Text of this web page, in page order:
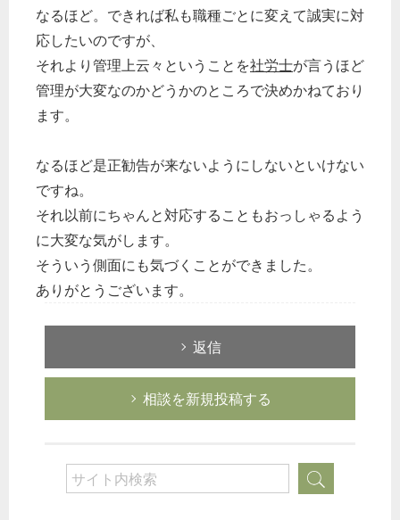
なるほど。できれば私も職種ごとに変えて誠実に対
応したいのですが、
それより管理上云々ということを社労士が言うほど
管理が大変なのかどうかのところで決めかねており
ます。
なるほど是正勧告が来ないようにしないといけない
ですね。
それ以前にちゃんと対応することもおっしゃるよう
に大変な気がします。
そういう側面にも気づくことができました。
ありがとうございます。
返信
相談を新規投稿する